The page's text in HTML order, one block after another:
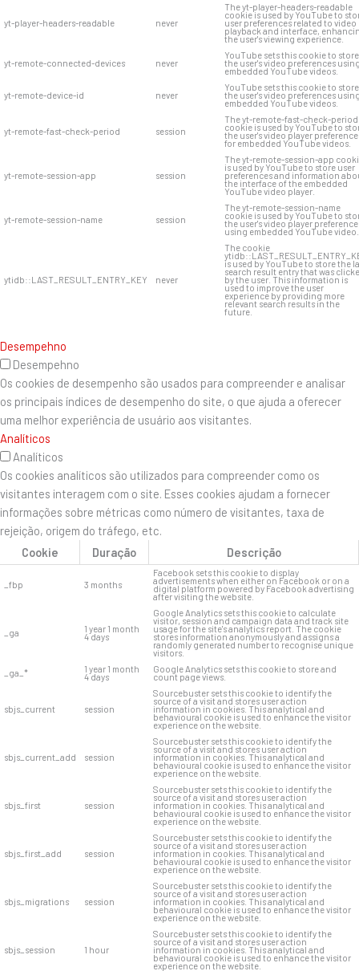
yt-player-headers-readable never
The yt-player-headers-readable
cookie is used by YouTube to
user preferences related to video
playback and interface,
the user's viewing experience.
yt-remote-connected-devices never
YouTube sets this cookie to store
the user's video preferences
embedded YouTube videos.
yt-remote-device-id never
YouTube sets this cookie to store
the user's video preferences
embedded YouTube videos.
yt-remote-fast-check-period session
The yt-remote-fast-check-period
cookie is used by YouTube to
the user's video player
for embedded YouTube videos.
yt-remote-session-app session
The yt-remote-session-app
is used by YouTube to store user
preferences and information
the interface of the embedded
YouTube video player.
yt-remote-session-name session
The yt-remote-session-name
cookie is used by YouTube to
the user's video player
using embedded YouTube video.
ytidb::LAST_RESULT_ENTRY_KEY never
The cookie
is used by YouTube to store the
search result entry that was
by the user. This information is
used to improve the user
experience by providing more
relevant search results in the
future.
Desempehno
Desempehno
Os cookies de desempenho são usados ​​para compreender e analisar
os principais índices de desempenho do site, o que ajuda a oferecer
uma melhor experiência de usuário aos visitantes.
Analíticos
Analíticos
Os cookies analíticos são utilizados para compreender como os
visitantes interagem com o site. Esses cookies ajudam a fornecer
informações sobre métricas como número de visitantes, taxa de
rejeição, origem do tráfego, etc.
Cookie
Duração Descrição
_fbp 3 months
Facebook sets this cookie to display
advertisements when either on Facebook or on a
digital platform powered by Facebook advertising
after visiting the website.
_ga 1 year 1 month
4 days
Google Analytics sets this cookie to calculate
visitor, session and campaign data and track site
usage for the site's analytics report. The cookie
stores information anonymously and assigns a
randomly generated number to recognise unique
visitors.
_ga_*
1 year 1 month
4 days
Google Analytics sets this cookie to store and
count page views.
sbjs_current session
Sourcebuster sets this cookie to identify the
source of a visit and stores user action
information in cookies. This analytical and
behavioural cookie is used to enhance the visitor
experience on the website.
sbjs_current_add session
Sourcebuster sets this cookie to identify the
source of a visit and stores user action
information in cookies. This analytical and
behavioural cookie is used to enhance the visitor
experience on the website.
sbjs_first session
Sourcebuster sets this cookie to identify the
source of a visit and stores user action
information in cookies. This analytical and
behavioural cookie is used to enhance the visitor
experience on the website.
sbjs_first_add session
Sourcebuster sets this cookie to identify the
source of a visit and stores user action
information in cookies. This analytical and
behavioural cookie is used to enhance the visitor
experience on the website.
sbjs_migrations session
Sourcebuster sets this cookie to identify the
source of a visit and stores user action
information in cookies. This analytical and
behavioural cookie is used to enhance the visitor
experience on the website.
sbjs_session 1 hour
Sourcebuster sets this cookie to identify the
source of a visit and stores user action
information in cookies. This analytical and
behavioural cookie is used to enhance the visitor
experience on the website.